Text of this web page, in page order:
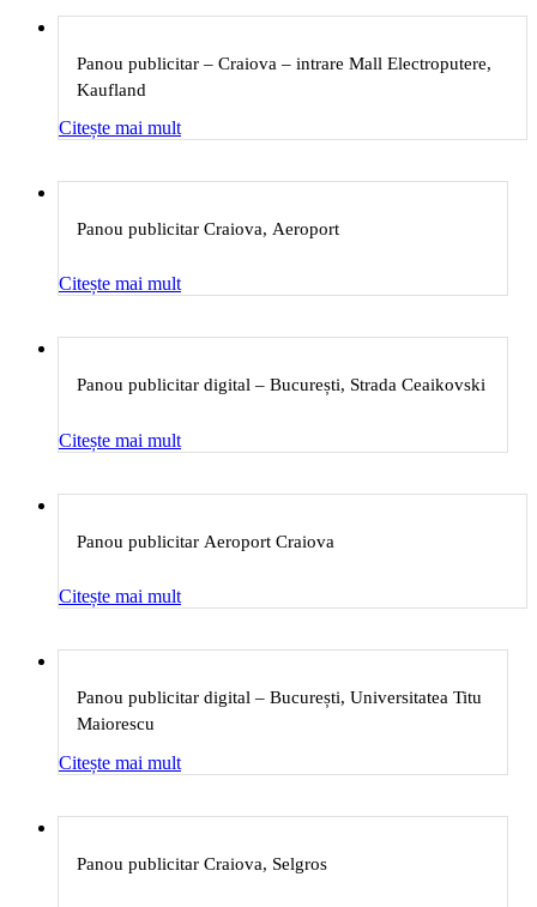
Panou publicitar – Craiova – intrare Mall Electroputere,
Kaufland
Citește mai mult
Panou publicitar Craiova, Aeroport
Citește mai mult
Panou publicitar digital – București, Strada Ceaikovski
Citește mai mult
Panou publicitar Aeroport Craiova
Citește mai mult
Panou publicitar digital – București, Universitatea Titu
Maiorescu
Citește mai mult
Panou publicitar Craiova, Selgros